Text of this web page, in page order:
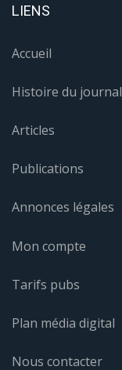
LIENS
Accueil
Histoire du journal
Articles
Publications
Annonces légales
Mon compte
Tarifs pubs
Plan média digital
Nous contacter